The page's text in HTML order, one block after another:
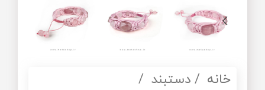
خانه
دستبند